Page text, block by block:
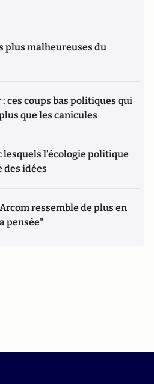
plus malheureuses du
ces coups bas politiques qui
que les canicules
lesquels l’écologie politique
idées
ressemble de plus en
pensée"